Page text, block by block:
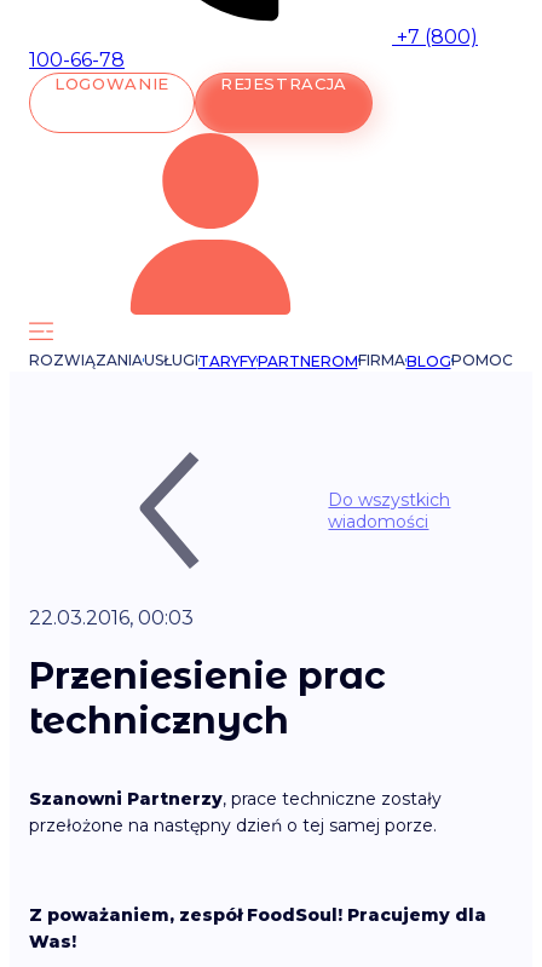
+7 (800)
100-66-78
LOGOWANIE REJESTRACJA
ROZWIĄZANIAUSŁUGITARYFYPARTNEROMFIRMABLOGPOMOC
Do wszystkich
wiadomości
22.03.2016, 00:03
Przeniesienie prac
technicznych
Szanowni Partnerzy, prace techniczne zostały
przełożone na następny dzień o tej samej porze.
Z poważaniem, zespół FoodSoul! Pracujemy dla
Was!